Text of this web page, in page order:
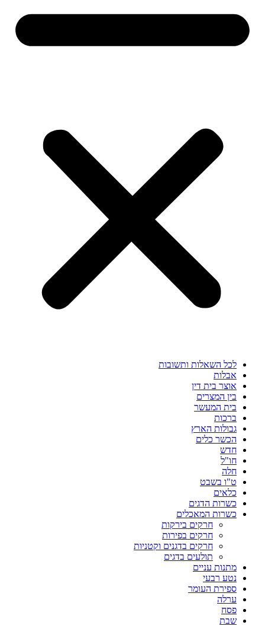
לכל השאלות ותשובות
אבלות
אוצר בית דין
בין המצרים
בית המעשר
ברכות
גבולות הארץ
הכשר כלים
חדש
חו"ל
חלה
ט"ו בשבט
כלאים
כשרות הדגים
כשרות המאכלים
חרקים בירקות
חרקים בפירות
חרקים בדגנים וקטניות
תולעים בדגים
מתנות עניים
נטע רבעי
ספירת העומר
ערלה
פסח
שבת